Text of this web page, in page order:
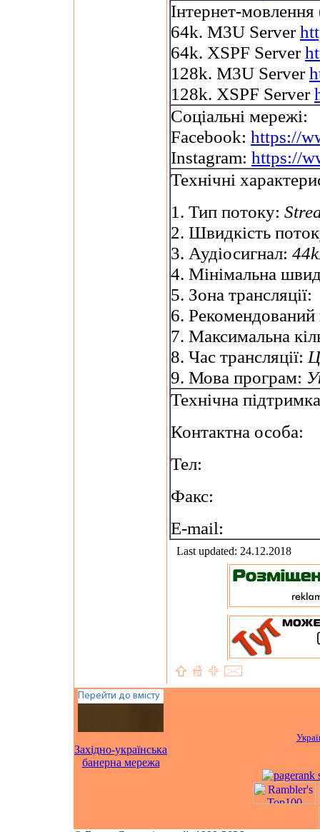
Інтернет-
64k. M3U Server
64k. XSPF Server
128k. M3U Server
128k. XSPF Server
Соціальні мережі:
Facebook: https://
Instagram: https://
Технічні
1. Тип потоку:
2. Швидкість
3. Аудіосигнал:
4. Мінімальна
5. Зона трансляції:
6.
7. Максимальна
8. Час трансляції:
9. Мова програм:
Технічна підтримка
Контактна особа:
Тел:
Факс:
E-mail:
Last updated: 24.12.2018
Західно-українська
банерна мережа